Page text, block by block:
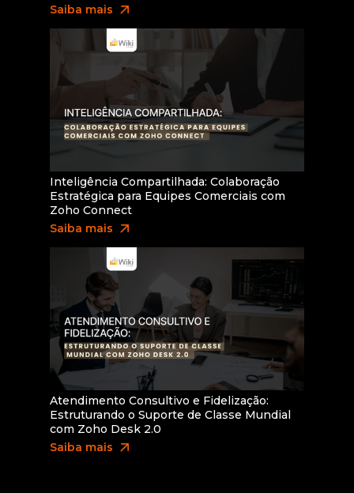
Saiba mais arrow_outward
Inteligência Compartilhada: Colaboração
Estratégica para Equipes Comerciais com
Zoho Connect
Saiba mais arrow_outward
Atendimento Consultivo e Fidelização:
Estruturando o Suporte de Classe Mundial
com Zoho Desk 2.0
Saiba mais arrow_outward